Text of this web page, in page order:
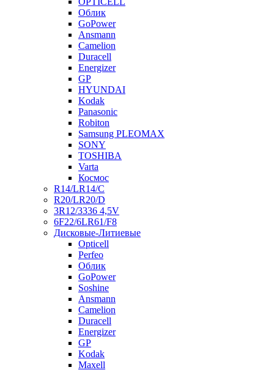
Облик
GoPower
Ansmann
Camelion
Duracell
Energizer
GP
HYUNDAI
Kodak
Panasonic
Robiton
Samsung PLEOMAX
SONY
TOSHIBA
Varta
Космос
R14/LR14/C
R20/LR20/D
3R12/3336 4,5V
6F22/6LR61/F8
Дисковые-Литиевые
Opticell
Perfeo
Облик
GoPower
Soshine
Ansmann
Camelion
Duracell
Energizer
GP
Kodak
Maxell